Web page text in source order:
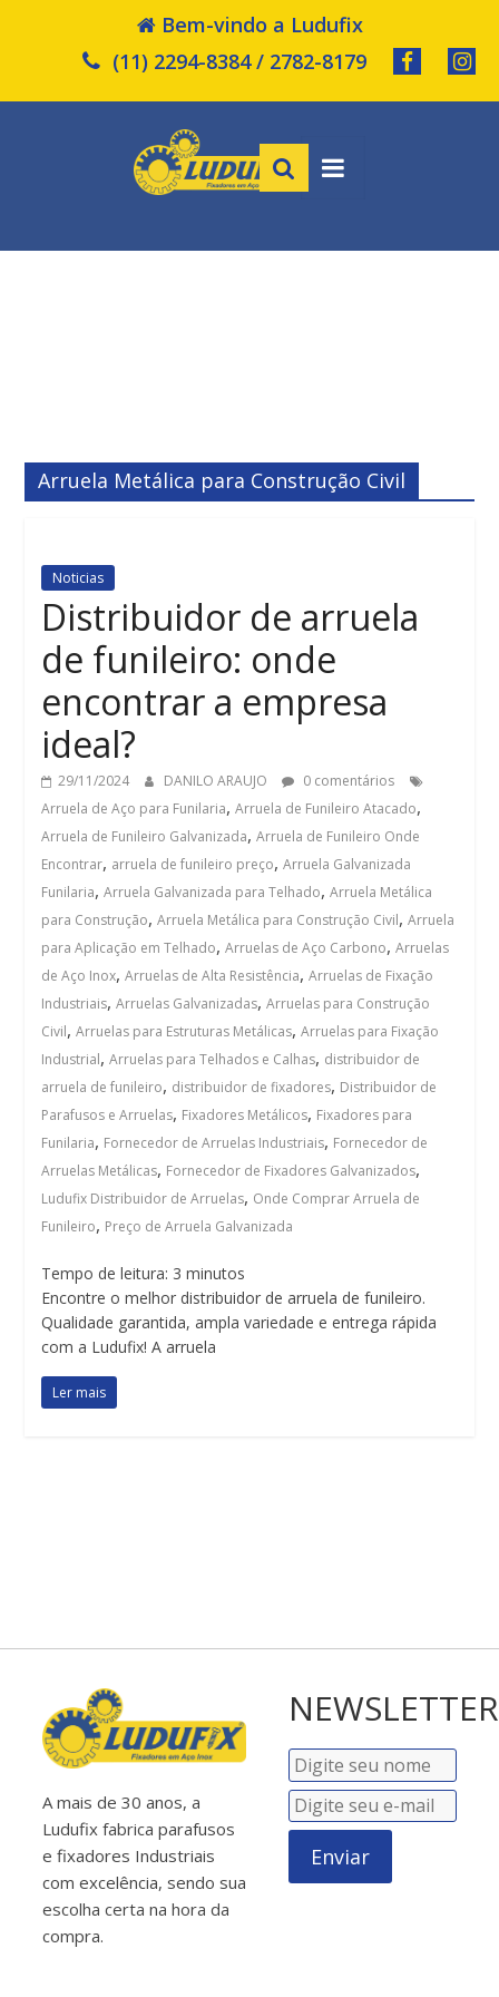
Bem-vindo a Ludufix
(11) 2294-8384 / 2782-8179
Arruela Metálica para Construção Civil
Noticias
Distribuidor de arruela
de funileiro: onde
encontrar a empresa
ideal?
29/11/2024 DANILO ARAUJO
0 comentários
Arruela de Aço para Funilaria,Arruela de Funileiro Atacado,
Arruela de Funileiro Galvanizada,Arruela de Funileiro Onde
Encontrar, arruela de funileiro preço,Arruela Galvanizada
Funilaria,Arruela Galvanizada para Telhado,Arruela Metálica
para Construção,Arruela Metálica para Construção Civil,Arruela
para Aplicação em Telhado,Arruelas de Aço Carbono,Arruelas
de Aço Inox,Arruelas de Alta Resistência,Arruelas de Fixação
Industriais,Arruelas Galvanizadas,Arruelas para Construção
Civil,Arruelas para Estruturas Metálicas,Arruelas para Fixação
Industrial,Arruelas para Telhados e Calhas, distribuidor de
arruela de funileiro, distribuidor de fixadores, Distribuidor de
Parafusos e Arruelas, Fixadores Metálicos, Fixadores para
Funilaria, Fornecedor de Arruelas Industriais, Fornecedor de
Arruelas Metálicas, Fornecedor de Fixadores Galvanizados,
Ludufix Distribuidor de Arruelas, Onde Comprar Arruela de
Funileiro, Preço de Arruela Galvanizada
Tempo de leitura: 3 minutos
Encontre o melhor distribuidor de arruela de funileiro.
Qualidade garantida, ampla variedade e entrega rápida
com a Ludufix! A arruela
Ler mais
A mais de 30 anos, a
Ludufix fabrica parafusos
e fixadores Industriais
com excelência, sendo sua
escolha certa na hora da
compra.
NEWSLETTER
Enviar